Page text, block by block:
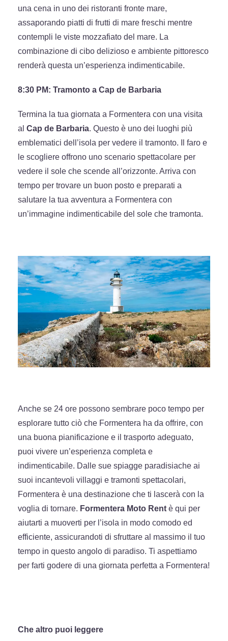
una cena in uno dei ristoranti fronte mare,
assaporando piatti di frutti di mare freschi mentre
contempli le viste mozzafiato del mare. La
combinazione di cibo delizioso e ambiente pittoresco
renderà questa un’esperienza indimenticabile.
8:30 PM: Tramonto a Cap de Barbaria
Termina la tua giornata a Formentera con una visita
al Cap de Barbaria. Questo è uno dei luoghi più
emblematici dell’isola per vedere il tramonto. Il faro e
le scogliere offrono uno scenario spettacolare per
vedere il sole che scende all’orizzonte. Arriva con
tempo per trovare un buon posto e preparati a
salutare la tua avventura a Formentera con
un’immagine indimenticabile del sole che tramonta.
Anche se 24 ore possono sembrare poco tempo per
esplorare tutto ciò che Formentera ha da offrire, con
una buona pianificazione e il trasporto adeguato,
puoi vivere un’esperienza completa e
indimenticabile. Dalle sue spiagge paradisiache ai
suoi incantevoli villaggi e tramonti spettacolari,
Formentera è una destinazione che ti lascerà con la
voglia di tornare. Formentera Moto Rent è qui per
aiutarti a muoverti per l’isola in modo comodo ed
efficiente, assicurandoti di sfruttare al massimo il tuo
tempo in questo angolo di paradiso. Ti aspettiamo
per farti godere di una giornata perfetta a Formentera!
Che altro puoi leggere